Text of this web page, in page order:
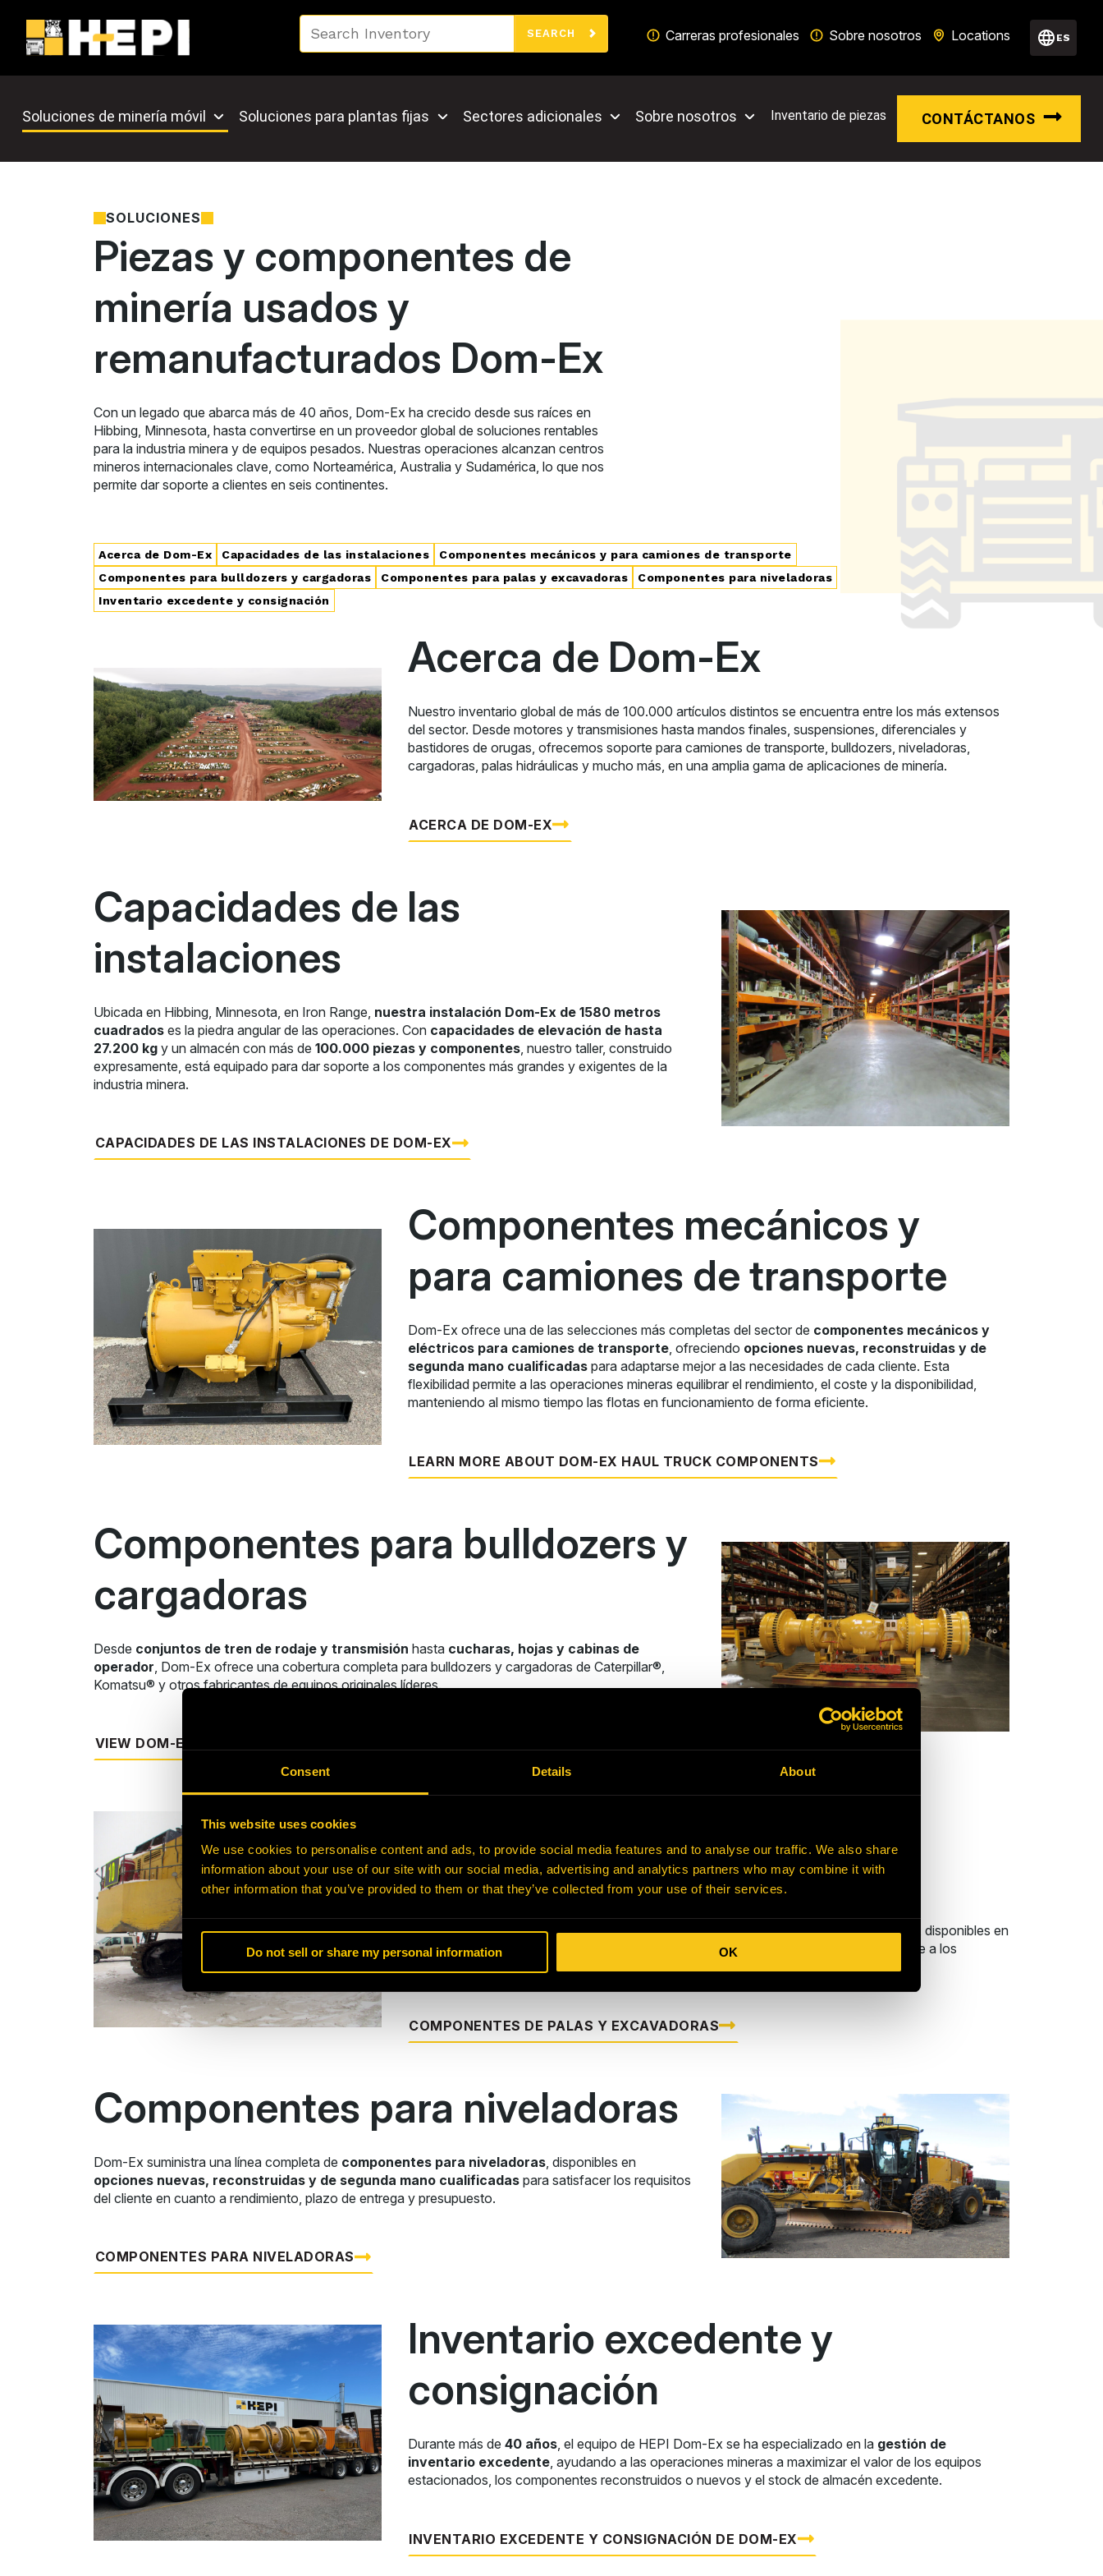
Consent Details About
This website uses cookies
We use cookies to personalise content and ads, to provide social media features and to analyse our traffic. We also share
information about your use of our site with our social media, advertising and analytics partners who may combine it with
other information that you’ve provided to them or that they’ve collected from your use of their services.
Do not sell or share my personal information OK
SEARCH Carreras profesionales Sobre nosotros Locations ES
Soluciones de minería móvil Soluciones para plantas fijas Sectores adicionales Sobre nosotros Inventario de piezas CONTÁCTANOS
Piezas y componentes de
minería usados y
remanufacturados Dom-Ex
SOLUCIONES
Con un legado que abarca más de 40 años, Dom-Ex ha crecido desde sus raíces en
Hibbing, Minnesota, hasta convertirse en un proveedor global de soluciones rentables
para la industria minera y de equipos pesados. Nuestras operaciones alcanzan centros
mineros internacionales clave, como Norteamérica, Australia y Sudamérica, lo que nos
permite dar soporte a clientes en seis continentes.
Acerca de Dom-Ex Capacidades de las instalaciones
Componentes mecánicos y para camiones de transporte
Componentes para bulldozers y cargadoras
Componentes para palas y excavadoras
Componentes para niveladoras
Inventario excedente y consignación
Acerca de Dom-Ex
Nuestro inventario global de más de 100.000 artículos distintos se encuentra entre los más extensos
del sector. Desde motores y transmisiones hasta mandos finales, suspensiones, diferenciales y
bastidores de orugas, ofrecemos soporte para camiones de transporte, bulldozers, niveladoras,
cargadoras, palas hidráulicas y mucho más, en una amplia gama de aplicaciones de minería.
ACERCA DE DOM-EX
Capacidades de las
instalaciones
Ubicada en Hibbing, Minnesota, en Iron Range, nuestra instalación Dom-Ex de 1580 metros
cuadrados es la piedra angular de las operaciones. Con capacidades de elevación de hasta
27.200 kg y un almacén con más de 100.000 piezas y componentes , nuestro taller, construido
expresamente, está equipado para dar soporte a los componentes más grandes y exigentes de la
industria minera.
CAPACIDADES DE LAS INSTALACIONES DE DOM-EX
Componentes mecánicos y
para camiones de transporte
Dom-Ex ofrece una de las selecciones más completas del sector de componentes mecánicos y
eléctricos para camiones de transporte, ofreciendo opciones nuevas, reconstruidas y de
segunda mano cualificadaspara adaptarse mejor a las necesidades de cada cliente. Esta
flexibilidad permite a las operaciones mineras equilibrar el rendimiento, el coste y la disponibilidad,
manteniendo al mismo tiempo las flotas en funcionamiento de forma eficiente.
LEARN MORE ABOUT DOM-EX HAUL TRUCK COMPONENTS
Componentes para bulldozers y
cargadoras
Desde conjuntos de tren de rodaje y transmisión hasta cucharas, hojas y cabinas de
operador , Dom-Ex ofrece una cobertura completa para bulldozers y cargadoras de Caterpillar®,
Komatsu® y otros fabricantes de equipos originales líderes.
VIEW DOM-EX DOZER AND LOADER COMPONENTS
excavadoras
Dom-Ex ofrece una selección completa decomponentes para palas excavadoras
, disponibles en
opciones nuevas, reconstruidas y de segunda mano cualificadas
para adaptarse a los
requisitos del cliente en cuanto a coste, rendimiento y plazo de entrega.
COMPONENTES DE PALAS Y EXCAVADORAS
Componentes para niveladoras
Dom-Ex suministra una línea completa de componentes para niveladoras , disponibles en
opciones nuevas, reconstruidas y de segunda mano cualificadas para satisfacer los requisitos
del cliente en cuanto a rendimiento, plazo de entrega y presupuesto.
COMPONENTES PARA NIVELADORAS
Inventario excedente y
consignación
Durante más de 40 años, el equipo de HEPI Dom-Ex se ha especializado en la gestión de
inventario excedente, ayudando a las operaciones mineras a maximizar el valor de los equipos
estacionados, los componentes reconstruidos o nuevos y el stock de almacén excedente.
INVENTARIO EXCEDENTE Y CONSIGNACIÓN DE DOM-EX